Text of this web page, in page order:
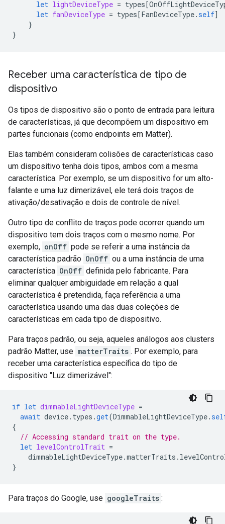
let lightDeviceType = types[
let fanDeviceType = types[FanDeviceType.self]
}
}
Receber uma característica de tipo de
dispositivo
Os tipos de dispositivo são o ponto de entrada para leitura
de características, já que decompõem um dispositivo em
partes funcionais (como endpoints em Matter).
Elas também consideram colisões de características caso
um dispositivo tenha dois tipos, ambos com a mesma
característica. Por exemplo, se um dispositivo for um alto-
falante e uma luz dimerizável, ele terá dois traços de
ativação/desativação e dois de controle de nível.
Outro tipo de conflito de traços pode ocorrer quando um
dispositivo tem dois traços com o mesmo nome. Por
exemplo, onOff pode se referir a uma instância da
característica padrão OnOff ou a uma instância de uma
característica OnOff definida pelo fabricante. Para
eliminar qualquer ambiguidade em relação a qual
característica é pretendida, faça referência a uma
característica usando uma das duas coleções de
características em cada tipo de dispositivo.
Para traços padrão, ou seja, aqueles análogos aos clusters
padrão Matter, use matterTraits . Por exemplo, para
receber uma característica específica do tipo de
dispositivo "Luz dimerizável":
if let dimmableLightDeviceType =
await device. types .get(DimmableLightDeviceType.
{
// Accessing standard trait on the type.
let levelControlTrait =
dimmableLightDeviceType.matterTraits .
}
Para traços do Google, use googleTraits :